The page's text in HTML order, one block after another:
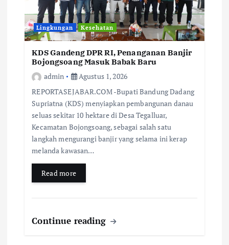
Lingkungan Kesehatan
KDS Gandeng DPR RI, Penanganan Banjir
Bojongsoang Masuk Babak Baru
admin
Agustus 1, 2026
REPORTASEJABAR.COM -Bupati Bandung Dadang
Supriatna (KDS) menyiapkan pembangunan danau
seluas sekitar 10 hektare di Desa Tegalluar,
Kecamatan Bojongsoang, sebagai salah satu
langkah mengurangi banjir yang selama ini kerap
melanda kawasan…
Read more
Continue reading